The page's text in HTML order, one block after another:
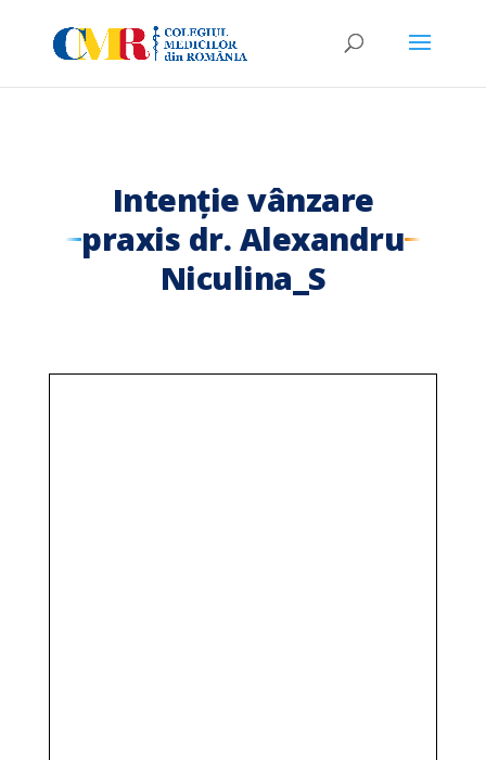
Intenție vânzare
praxis dr. Alexandru
Niculina_S